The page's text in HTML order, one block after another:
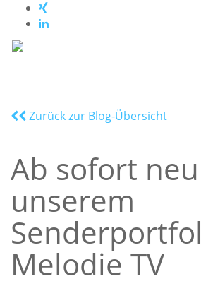
Zurück zur Blog-Übersicht
Ab sofort
unserem
Melodie TV